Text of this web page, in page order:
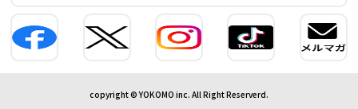
copyright © YOKOMO inc. All Right Reserverd.